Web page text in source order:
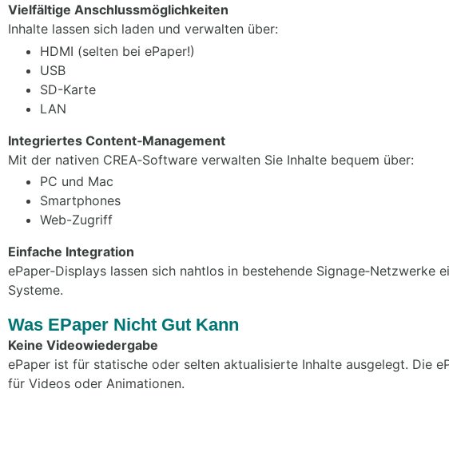
Vielfältige Anschlussmöglichkeiten
Inhalte lassen sich laden und verwalten über:
HDMI (selten bei ePaper!)
USB
SD-Karte
LAN
Integriertes Content‑Management
Mit der nativen CREA‑Software verwalten Sie Inhalte bequem über:
PC und Mac
Smartphones
Web-Zugriff
Einfache Integration
ePaper‑Displays lassen sich nahtlos in bestehende
Systeme.
Was EPaper Nicht Gut Kann
Keine Videowiedergabe
ePaper ist für statische oder selten aktualisierte Inhalte ausgelegt. Die
für Videos oder Animationen.